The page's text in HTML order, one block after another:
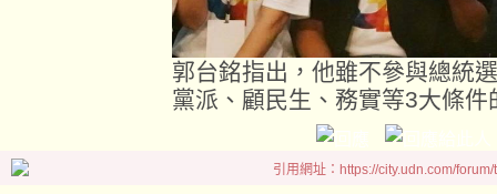
郭台銘指出，他雖不參與總統
黨派、顧民生、務實等3大條
引用網址：https://city.udn.com/